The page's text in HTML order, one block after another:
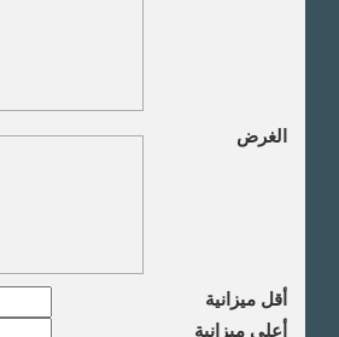
الغرض
أقل ميزانية
أعلى ميزانية